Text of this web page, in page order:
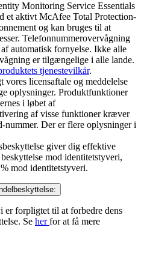
Monitoring Service Essentials
et aktivt McAfee Total Protection-
og kan bruges til at
Telefonnummerovervågning
automatisk fornyelse. Ikke alle
er tilgængelige i alle lande.
tjenestevilkår.
vores licensaftale og meddelelse
oplysninger. Produktfunktioner
i løbet af
af visse funktioner kræver
nummer. Der er flere oplysninger i
giver dig effektive
mod identitetstyveri,
mod identitetstyveri.
er forpligtet til at forbedre dens
Se herfor at få mere